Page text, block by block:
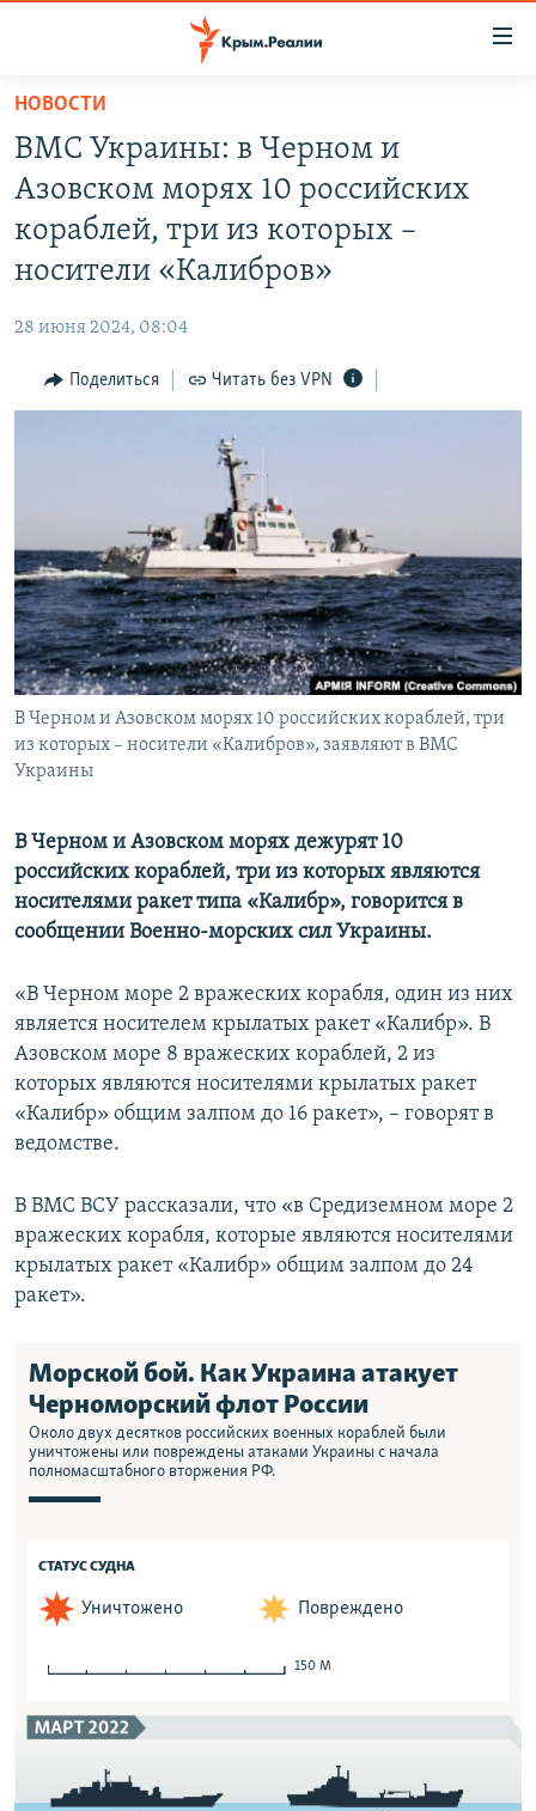
Вернуться
основному
содержанию
Вернутся
главной
Вернутся
поиску
СПЕЦПРОЕКТЫ
ГРУЗ 200
КАРТА ВОЕННЫХ ОБЪЕКТОВ КРЫМА
ИНФОГРАФИКА
СОВЕТЫ ПРАВОЗАЩИТНИКОВ
ПРОПАВШИЕ БЕЗ ВЕСТИ
ПОБЕДИТЕЛЕЙ НЕ СУДЯТ?
КРЫМ.НЕПОКОРЕННЫЙ
ELIFBE
УКРАИНСКАЯ ПРОБЛЕМА КРЫМА
РАДІО СВОБОДА
КАК ОБОЙТИ БЛОКИРОВКУ
ПРИСОЕДИНЯЙТЕСЬ!
Все сайты RFE/RL
НОВОСТИ
ВМС Украины: в Черном и
Азовском морях 10 российских
кораблей, три из которых –
носители «Калибров»
28 июня 2024, 08:04
Поделиться Читать без VPN
В Черном и Азовском морях 10 российских кораблей, три
из которых – носители «Калибров», заявляют в ВМС
Украины
В Черном и Азовском морях дежурят 10
российских кораблей, три из которых являются
носителями ракет типа «Калибр», говорится в
сообщении Военно-морских сил Украины.
«В Черном море 2 вражеских корабля, один из них
является носителем крылатых ракет «Калибр». В
Азовском море 8 вражеских кораблей, 2 из
которых являются носителями крылатых ракет
«Калибр» общим залпом до 16 ракет», – говорят в
ведомстве.
В ВМС ВСУ рассказали, что «в Средиземном море 2
вражеских корабля, которые являются носителями
крылатых ракет «Калибр» общим залпом до 24
ракет».